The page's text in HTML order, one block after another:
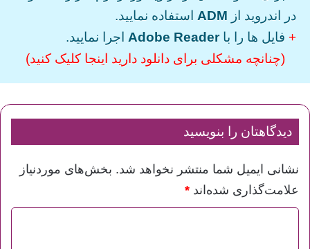
در اندروید از ADM استفاده نمایید.
+ فایل ها را با Adobe Reader اجرا نمایید.
(چنانچه مشکلی برای دانلود دارید اینجا کلیک کنید)
دیدگاهتان را بنویسید
نشانی ایمیل شما منتشر نخواهد شد. بخش‌های موردنیاز
علامت‌گذاری شده‌اند *